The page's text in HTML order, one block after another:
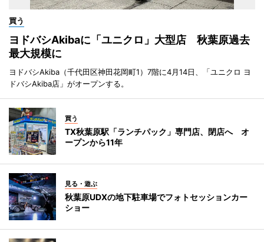
買う
ヨドバシAkibaに「ユニクロ」大型店 秋葉原過去
最大規模に
ヨドバシAkiba（千代田区神田花岡町1）7階に4月14日、「ユニクロ ヨ
ドバシAkiba店」がオープンする。
買う
TX秋葉原駅「ランチパック」専門店、閉店へ オ
ープンから11年
見る・遊ぶ
秋葉原UDXの地下駐車場でフォトセッションカー
ショー